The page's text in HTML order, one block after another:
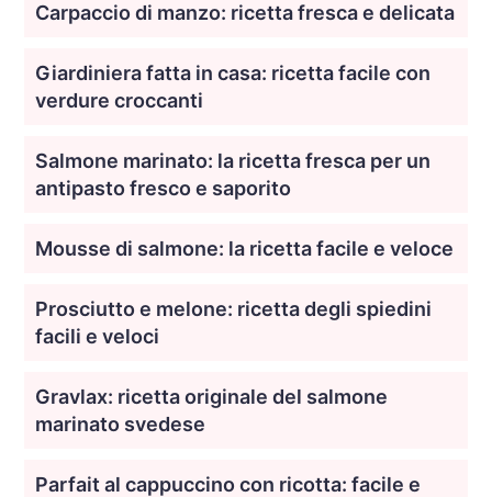
Carpaccio di manzo: ricetta fresca e delicata
Giardiniera fatta in casa: ricetta facile con
verdure croccanti
Salmone marinato: la ricetta fresca per un
antipasto fresco e saporito
Mousse di salmone: la ricetta facile e veloce
Prosciutto e melone: ricetta degli spiedini
facili e veloci
Gravlax: ricetta originale del salmone
marinato svedese
Parfait al cappuccino con ricotta: facile e